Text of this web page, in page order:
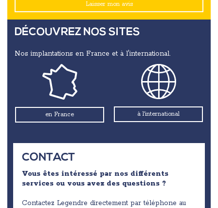
Laisser mon avis
DÉCOUVREZ NOS SITES
Nos implantations en France et à l'international.
en France à l'international
CONTACT
Vous êtes intéressé par nos différents
services ou vous avez des questions ?
Contactez Legendre directement par téléphone au